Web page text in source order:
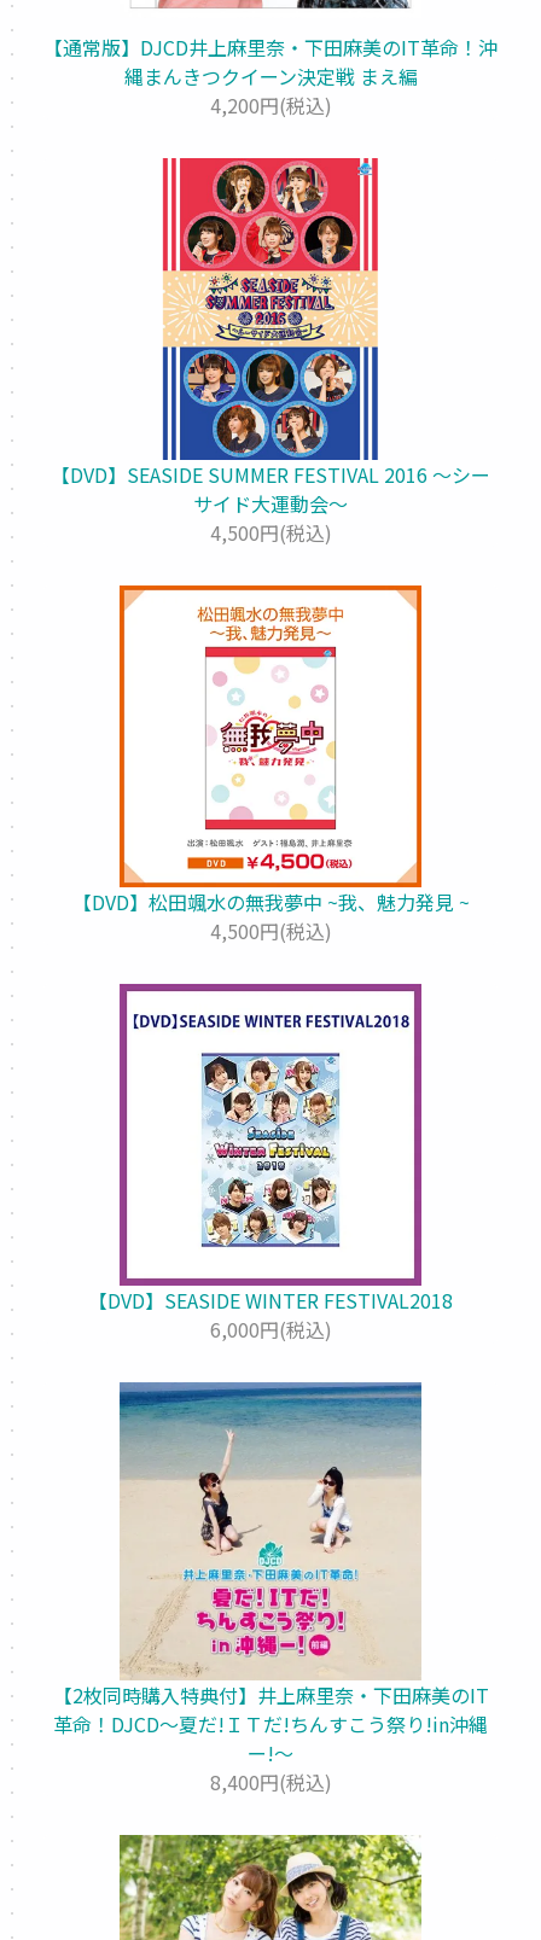
【通常版】DJCD井上麻里奈・下田麻美のIT革命！沖
縄まんきつクイーン決定戦 まえ編
4,200円(税込)
【DVD】SEASIDE SUMMER FESTIVAL 2016 ～シー
サイド大運動会～
4,500円(税込)
【DVD】松田颯水の無我夢中 ~我、魅力発見 ~
4,500円(税込)
【DVD】SEASIDE WINTER FESTIVAL2018
6,000円(税込)
【2枚同時購入特典付】井上麻里奈・下田麻美のIT
革命！DJCD～夏だ!ＩＴだ!ちんすこう祭り!in沖縄
ー!～
8,400円(税込)